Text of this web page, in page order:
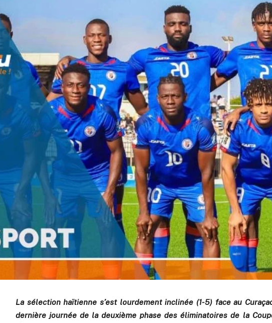
La sélection haïtienne s’est lourdement inclinée (1-5) face au
dernière journée de la deuxième phase des éliminatoires de la